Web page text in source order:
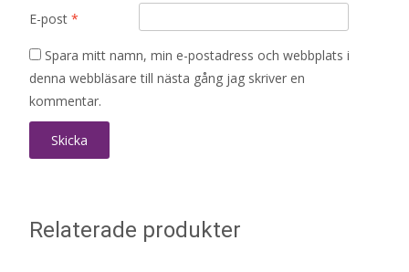
E-post *
Spara mitt namn, min e-postadress och webbplats i
denna webbläsare till nästa gång jag skriver en
kommentar.
Relaterade produkter